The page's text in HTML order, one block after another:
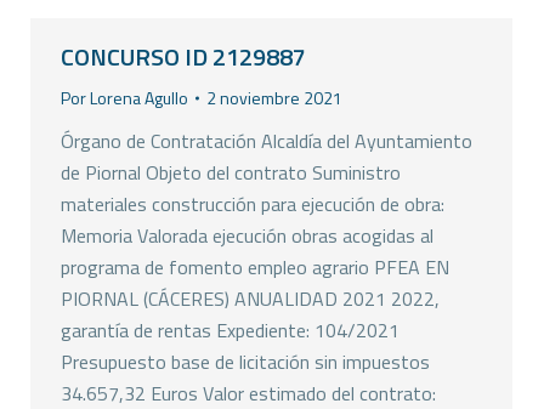
CONCURSO ID 2129887
PorLorena Agullo 2 noviembre 2021
Órgano de Contratación Alcaldía del Ayuntamiento
de Piornal Objeto del contrato Suministro
materiales construcción para ejecución de obra:
Memoria Valorada ejecución obras acogidas al
programa de fomento empleo agrario PFEA EN
PIORNAL (CÁCERES) ANUALIDAD 2021 2022,
garantía de rentas Expediente: 104/2021
Presupuesto base de licitación sin impuestos
34.657,32 Euros Valor estimado del contrato: